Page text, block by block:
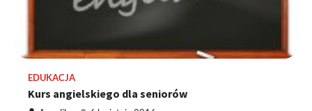
EDUKACJA
Kurs angielskiego dla seniorów